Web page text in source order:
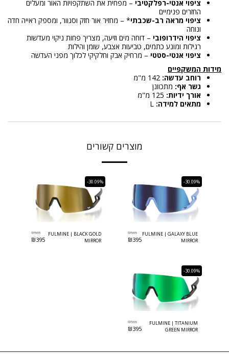
ציפוי אנטי-רפלקטיבי – מפחית את השתקפויות האור ומעלים
החזרים פנימיים
ציפוי מראה רב-שכבתי* – מחזיר אור חזק וסנוור, ומספק ראייה חדה
ונוחה
ציפוי הידרופובי – דוחה מים וזיעה, מצריך פחות ניקוי מעדשות
רגילות ומונע כתמים, טביעות אצבע, שומן והילות
ציפוי אנטי-סטטי – מרחיק אבק וחלקיקי לכלוך מפני העדשה
מידות המשקפיים
רוחב עדשה:
גשר אף: מתכוונן
אורך ידיות:
מתאים למידה:
מוצרים קשורים
-30.09%
FULMINE | GALAXY BLUE
MIRROR
₪565
₪395
-30.09%
FULMINE | BLACK GOLD
MIRROR
₪565
₪395
-30.09%
FULMINE | TITANIUM
GREEN MIRROR
₪565
₪395